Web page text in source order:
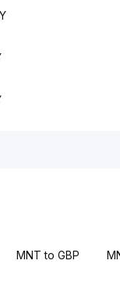
MNT to GBP